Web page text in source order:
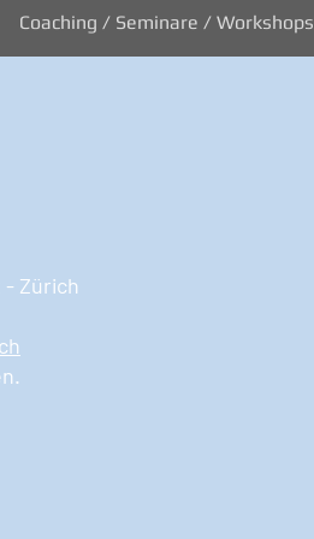
Coaching / Seminare / Workshops
- Zürich